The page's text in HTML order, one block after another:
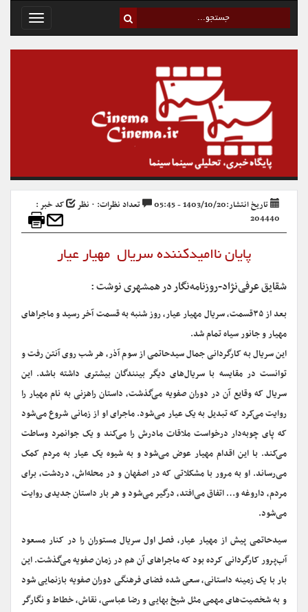
Toggle
تاریخ انتشار:1403/10/20 - 05:45 تعداد نظرات: ۰ نظر
کد خبر :
204440
پایان ناامید‌کننده سریال مهیار عیار
شقایق عرفی‌نژاد-روزنامه‌نگار در همشهری نوشت :
بعد از ۳۵قسمت، سریال مهیار عیار، روز شنبه به قسمت آخر رسید و ماجراهای
مهیار و جانور سیاه تمام شد.
این سریال به کارگردانی جمال سیدحاتمی ‌از سوم آذر، هر شب روی آنتن رفت و
توانست در مقایسه با سریال‌های دیگر بینندگان بیشتری داشته باشد. این
سریال که وقایع آن در دوران صفویه می‌گذشت، داستان راهزنی به نام مهیار را
روایت می‌کرد که تبدیل به یک عیار می‌شود. ماجرای او از زمانی شروع می‌شود
که پای چوبه‌دار درخواست ملاقات مادرش را می‌کند و یک جوانمرد وساطت
می‌کند. با این اقدام مهیار عوض می‌شود و به شیوه یک عیار به مردم کمک
می‌رساند. او به مرور با مشکلاتی که در اصفهان و در محله‌اش، دردشت، برای
مردم، داروغه و… اتفاق می‌افتد، درگیر می‌شود و هر بار داستان جدیدی روایت
می‌شود.
سیدحاتمی‌ پیش از مهیار عیار، فصل اول سریال مستوران را در کنار مسعود
آب‌پرور کارگردانی کرده بود که ماجراهای آن هم در زمان صفویه می‌گذشت. این
بار با یک زمینه داستانی، سعی شده فضای فرهنگی دوران صفویه بازنمایی شود
و به شخصیت‌های مهمی ‌مثل شیخ بهایی و رضا عباسی، نقاش، خطاط و نگارگر